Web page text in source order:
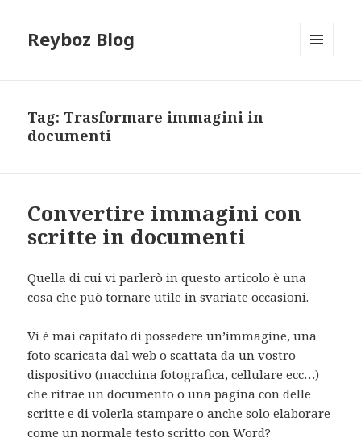
Reyboz Blog
Tag: Trasformare immagini in
documenti
Convertire immagini con
scritte in documenti
Quella di cui vi parlerò in questo articolo è una
cosa che può tornare utile in svariate occasioni.
Vi è mai capitato di possedere un’immagine, una
foto scaricata dal web o scattata da un vostro
dispositivo (macchina fotografica, cellulare ecc…)
che ritrae un documento o una pagina con delle
scritte e di volerla stampare o anche solo elaborare
come un normale testo scritto con Word?